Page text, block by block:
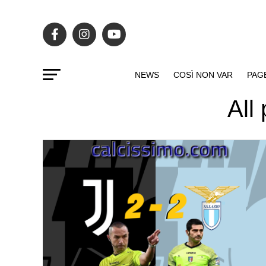
NEWS COSÌ NON VAR
All